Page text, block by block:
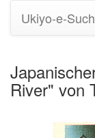
Ukiyo-e-
River" von